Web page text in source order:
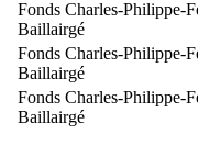
Fonds Charles-Philippe-
Baillairgé
Fonds Charles-Philippe-
Baillairgé
Fonds Charles-Philippe-
Baillairgé